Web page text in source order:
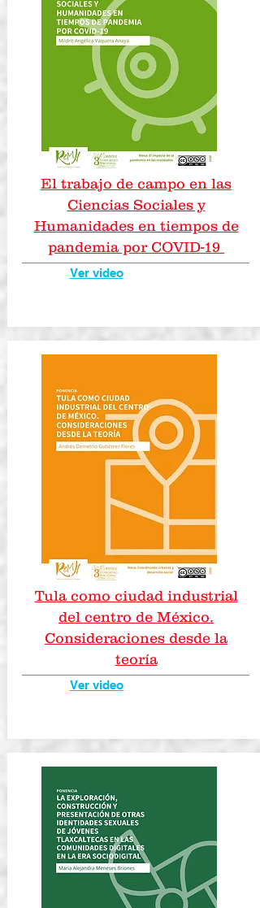
El trabajo de campo en las
Ciencias Sociales y
Humanidades en tiempos de
pandemia por COVID-19
Ver video
Tula como ciudad industrial
del centro de México.
Consideraciones desde la
teoría
Ver video